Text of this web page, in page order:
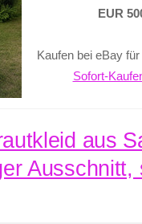
EUR
Kaufen bei eBay
Sofort-
aus
Ausschnitt,